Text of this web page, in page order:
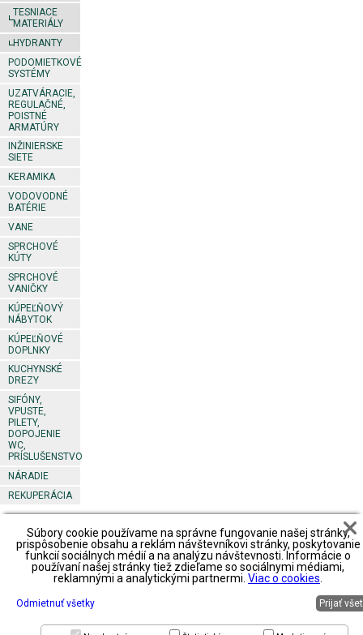
TESNIACE
MATERIÁLY
HYDRANTY
PODOMIETKOVÉ
SYSTÉMY
UZATVÁRACIE,
REGULAČNÉ,
POISTNÉ
ARMATÚRY
INŽINIERSKE
SIETE
KERAMIKA
VODOVODNÉ
BATÉRIE
VANE
SPRCHOVÉ
KÚTY
SPRCHOVÉ
VANIČKY
KÚPEĽŇOVÝ
NÁBYTOK
KÚPEĽŇOVÉ
DOPLNKY
KUCHYNSKÉ
DREZY
SIFÓNY,
VPUSTE,
PILETY,
DOPOJENIE
WC,
PRÍSLUŠENSTVO
NÁRADIE
REKUPERÁCIA
Footer
predajné
miesta
dopravy
zoznam
Obchodné
podmienky
spôsob platby
spôsob
dopravy
reklamácie
partnerov
Obchodné
podmienky2
spôsob platby
spôsob
partnerov
Obchodné
podmienky3
spôsob platby
spôsob
prenájom
Súbory cookie používame na správne fungovanie našej stránky,
prispôsobenie obsahu a reklám návštevníkovi stránky, poskytovanie
funkcií sociálnych médií a na analýzu návštevnosti. Informácie o
používaní našej stránky tiež zdieľame so sociálnymi médiami,
reklamnými a analytickými partnermi. Viac o cookies
Odmietnuť všetky Prijať